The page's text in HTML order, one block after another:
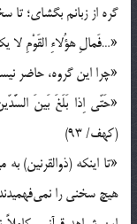
گره از زبانم بگشاى؛ تا
«…فَمالِ هؤُلاءِ القَوْمِ لا
«چرا اين گروه، حاضر
«حَتّى اِذا بَلَغَ بَينَ
(كهف/ 93)
«تا اينكه (ذوالقرنين)
هيچ سخنى را